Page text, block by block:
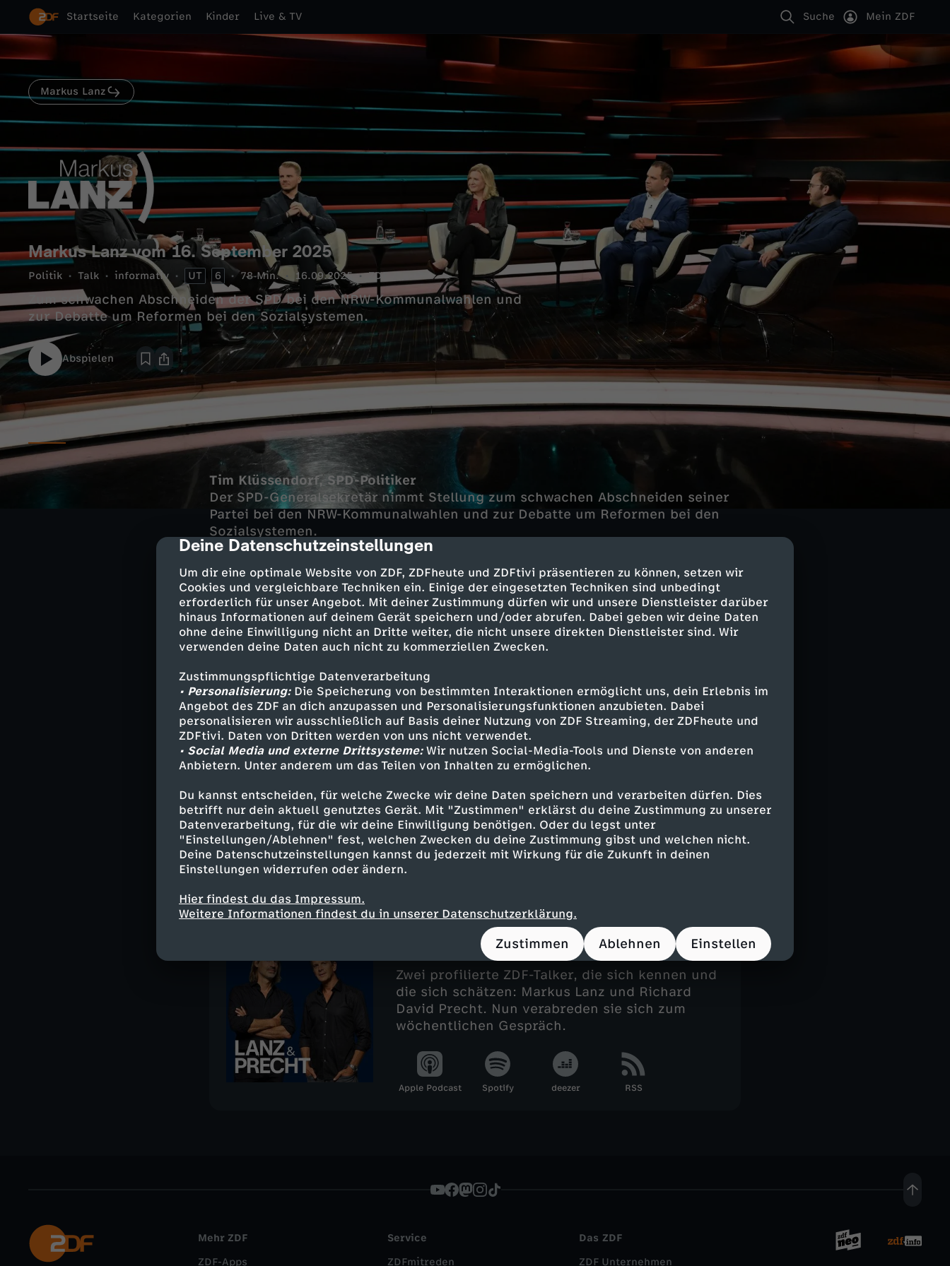
cmp-dialog-description
Deine Datenschutzeinstellungen
Um dir eine optimale Website von ZDF, ZDFheute und ZDFtivi präsentieren zu können, setzen wir
Cookies und vergleichbare Techniken ein. Einige der eingesetzten Techniken sind unbedingt
erforderlich für unser Angebot. Mit deiner Zustimmung dürfen wir und unsere Dienstleister darüber
hinaus Informationen auf deinem Gerät speichern und/oder abrufen. Dabei geben wir deine Daten
ohne deine Einwilligung nicht an Dritte weiter, die nicht unsere direkten Dienstleister sind. Wir
verwenden deine Daten auch nicht zu kommerziellen Zwecken.
Zustimmungspflichtige Datenverarbeitung
• Personalisierung:Die Speicherung von bestimmten Interaktionen ermöglicht uns, dein Erlebnis im
Angebot des ZDF an dich anzupassen und Personalisierungsfunktionen anzubieten. Dabei
personalisieren wir ausschließlich auf Basis deiner Nutzung von ZDF Streaming, der ZDFheute und
ZDFtivi. Daten von Dritten werden von uns nicht verwendet.
• Social Media und externe Drittsysteme:Wir nutzen Social-Media-Tools und Dienste von anderen
Anbietern. Unter anderem um das Teilen von Inhalten zu ermöglichen.
Du kannst entscheiden, für welche Zwecke wir deine Daten speichern und verarbeiten dürfen. Dies
betrifft nur dein aktuell genutztes Gerät. Mit "Zustimmen" erklärst du deine Zustimmung zu unserer
Datenverarbeitung, für die wir deine Einwilligung benötigen. Oder du legst unter
"Einstellungen/Ablehnen" fest, welchen Zwecken du deine Zustimmung gibst und welchen nicht.
Deine Datenschutzeinstellungen kannst du jederzeit mit Wirkung für die Zukunft in deinen
Einstellungen widerrufen oder ändern.
Hier findest du das Impressum.
Weitere Informationen findest du in unserer Datenschutzerklärung.
Zustimmen Ablehnen Einstellen
Startseite Kategorien Kinder Live & TV Suche Mein ZDF
Markus Lanz
Markus Lanz vom 16. September 2025
Politik Talk informativ UT 6 78 Min. 16.09.2025 ZDF
Zum schwachen Abschneiden der SPD bei den NRW-Kommunalwahlen und
zur Debatte um Reformen bei den Sozialsystemen.
Abspielen
Tim Klüssendorf, SPD-Politiker
Der SPD-Generalsekretär nimmt Stellung zum schwachen Abschneiden seiner
Partei bei den NRW-Kommunalwahlen und zur Debatte um Reformen bei den
Sozialsystemen.
Dennis Rehbein, CDU-Politiker
Nach den Kommunalwahlen am letzten Wochenende muss der Lokalpolitiker in
eine Stichwahl mit seinem AfD-Kontrahenten um das Amt des
Oberbürgermeisters der Stadt Hagen.
Eva Quadbeck, Journalistin
SPD-Wahlschlappe in NRW und blickt auf den von Schwarz-Rot versprochenen
"Herbst der Reformen".
Martin Machowecz, Journalist
Der in Meißen geborene "Zeit"-Vize analysiert die Gründe für die wachsende
Unzufriedenheit mit der Berliner Politik, besonders bei den Menschen in
Ähnliche Inhalte entdecken
Podcast "Lanz & Precht"
Zwei profilierte ZDF-Talker, die sich kennen und
die sich schätzen: Markus Lanz und Richard
David Precht. Nun verabreden sie sich zum
wöchentlichen Gespräch.
Apple Podcast Spotify deezer RSS
Mehr ZDF
ZDF-Apps
Service
ZDFmitreden
Das ZDF
ZDF Unternehmen